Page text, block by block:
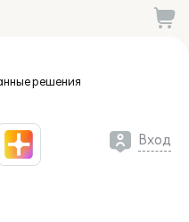
решения
Вход